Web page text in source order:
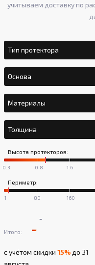
учитываем доставку по
Тип протектора
Основа
Материалы
Толщина
Высота протекторов:
Периметр:
Итого: -
-
с учётом скидки 15%до 31